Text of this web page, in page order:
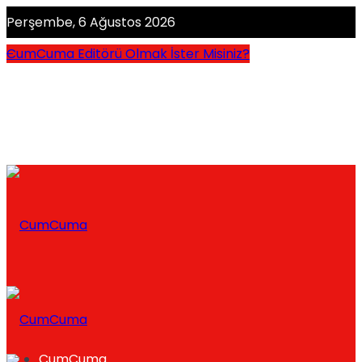
Perşembe, 6 Ağustos 2026
CumCuma Editörü Olmak İster Misiniz?